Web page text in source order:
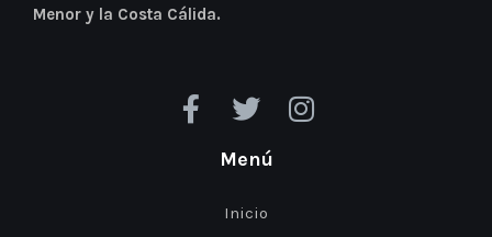
Menor y la Costa Cálida.
Menú
Inicio